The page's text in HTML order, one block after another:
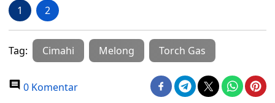
1 2
Tag: Cimahi Melong Torch Gas
0 Komentar